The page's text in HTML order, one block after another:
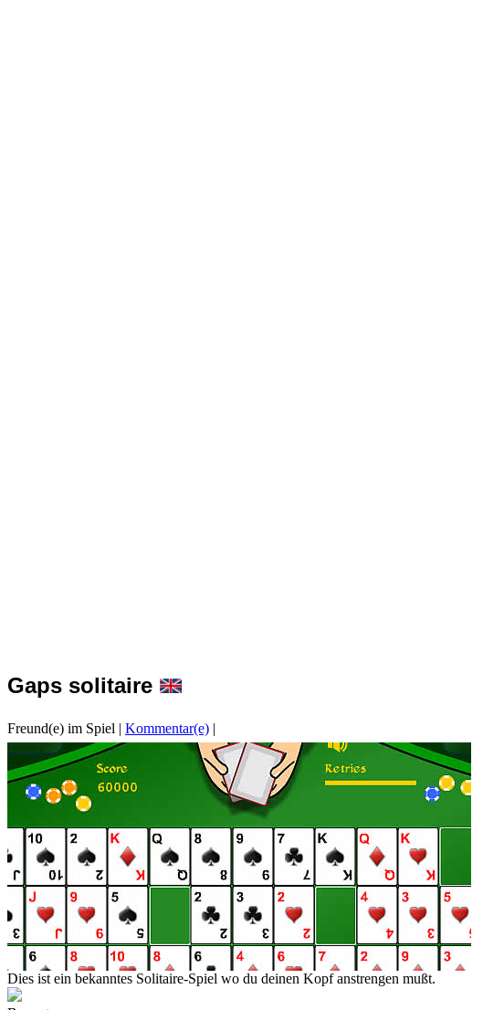
Gaps solitaire
Freund(e) im Spiel | Kommentar(e) |
Dies ist ein bekanntes Solitaire-Spiel wo du deinen Kopf anstrengen mußt.